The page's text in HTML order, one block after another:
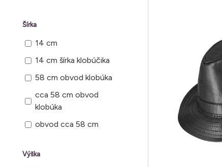
Šírka
14 cm
14 cm šírka klobúčika
58 cm obvod klobúka
cca 58 cm obvod
klobúka
obvod cca 58 cm
Výška